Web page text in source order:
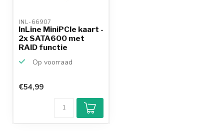
INL-66907
InLine MiniPCIe kaart -
2x SATA600 met
RAID functie
Op voorraad
€54,99